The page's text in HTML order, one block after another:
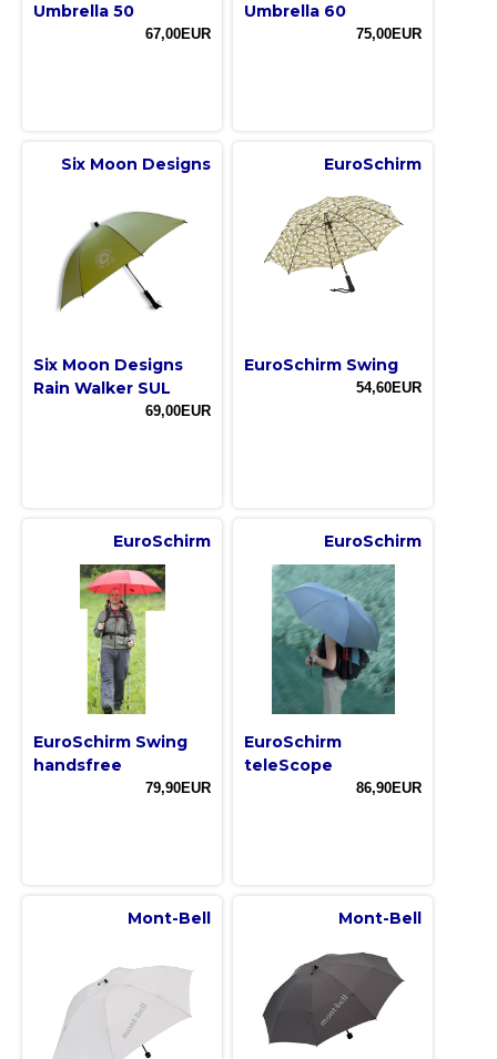
Umbrella 50
67,00EUR
Umbrella 60
75,00EUR
Six Moon Designs
Six Moon Designs
Rain Walker SUL
69,00EUR
EuroSchirm
EuroSchirm Swing
54,60EUR
EuroSchirm
EuroSchirm Swing
handsfree
79,90EUR
EuroSchirm
EuroSchirm
teleScope
86,90EUR
Mont-Bell Mont-Bell